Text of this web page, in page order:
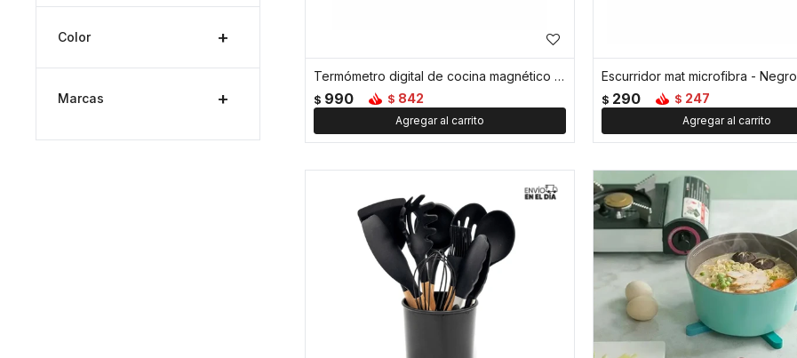
Termómetro digital de cocina magnético y con destapador - Negro
$ 990 $ 842
Escurridor mat microfibra - Negro
$ 290 $ 247
Color
Marcas